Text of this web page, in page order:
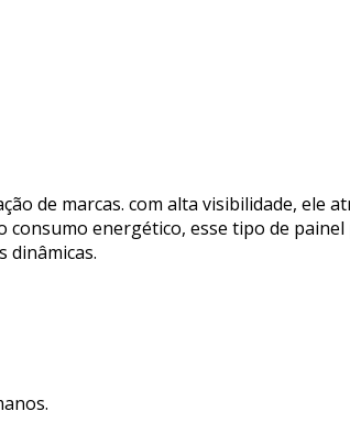
de marcas. com alta visibilidade, ele
consumo energético, esse tipo de
dinâmicas.